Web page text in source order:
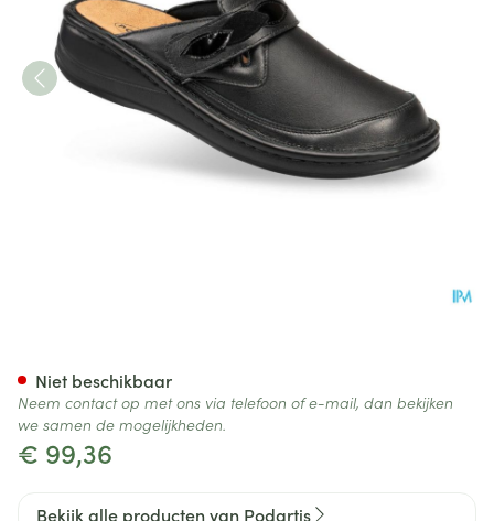
€ 99,36
Niet beschikbaar
Neem contact op met ons via telefoon of e-mail, dan bekijken
we samen de mogelijkheden.
Bekijk alle producten van Podartis